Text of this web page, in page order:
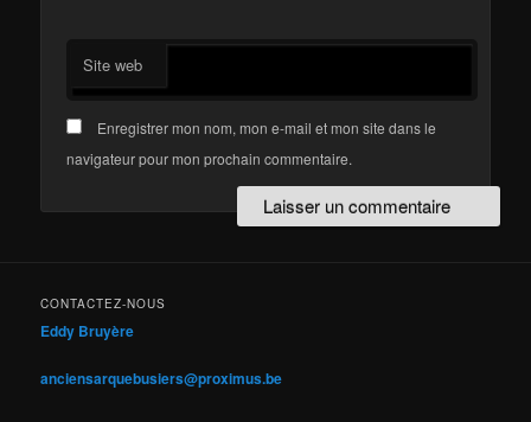
Site web
Enregistrer mon nom, mon e-mail et mon site dans le
navigateur pour mon prochain commentaire.
CONTACTEZ-NOUS
Eddy Bruyère
anciensarquebusiers@proximus.be